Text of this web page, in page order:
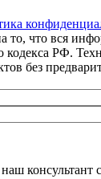
что вся
кодекса РФ.
без
консультант